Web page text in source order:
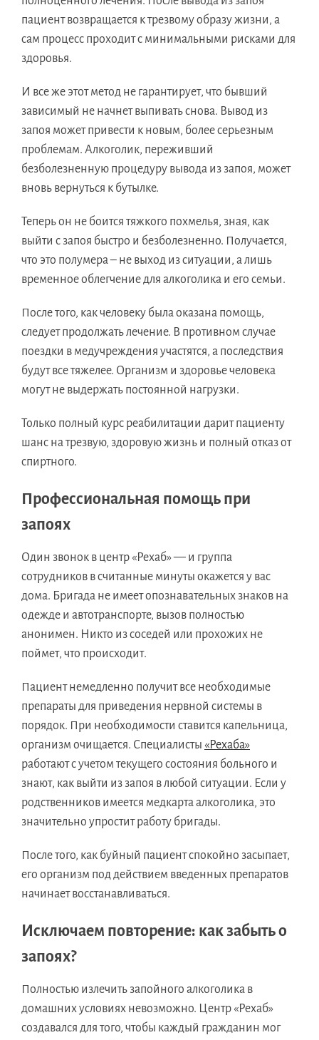
пациент возвращается к трезвому образу жизни, а
сам процесс проходит с минимальными рисками для
здоровья.
И все же этот метод не гарантирует, что бывший
зависимый не начнет выпивать снова. Вывод из
запоя может привести к новым, более серьезным
проблемам. Алкоголик, переживший
безболезненную процедуру вывода из запоя, может
вновь вернуться к бутылке.
Теперь он не боится тяжкого похмелья, зная, как
выйти с запоя быстро и безболезненно. Получается,
что это полумера – не выход из ситуации, а лишь
временное облегчение для алкоголика и его семьи.
После того, как человеку была оказана помощь,
следует продолжать лечение. В противном случае
поездки в медучреждения участятся, а последствия
будут все тяжелее. Организм и здоровье человека
могут не выдержать постоянной нагрузки.
Только полный курс реабилитации дарит пациенту
шанс на трезвую, здоровую жизнь и полный отказ от
спиртного.
Профессиональная помощь при
запоях
Один звонок в центр «Рехаб» — и группа
сотрудников в считанные минуты окажется у вас
дома. Бригада не имеет опознавательных знаков на
одежде и автотранспорте, вызов полностью
анонимен. Никто из соседей или прохожих не
поймет, что происходит.
Пациент немедленно получит все необходимые
препараты для приведения нервной системы в
порядок. При необходимости ставится капельница,
организм очищается. Специалисты «Рехаба»
работают с учетом текущего состояния больного и
знают, как выйти из запоя в любой ситуации. Если у
родственников имеется медкарта алкоголика, это
значительно упростит работу бригады.
После того, как буйный пациент спокойно засыпает,
его организм под действием введенных препаратов
начинает восстанавливаться.
Исключаем повторение: как забыть о
запоях?
Полностью излечить запойного алкоголика в
домашних условиях невозможно. Центр «Рехаб»
создавался для того, чтобы каждый гражданин мог